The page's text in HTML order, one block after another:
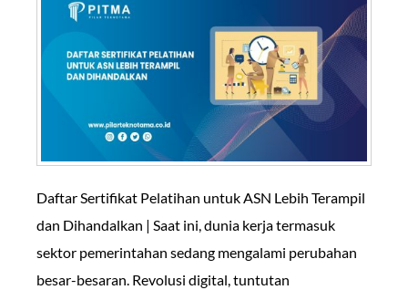
Daftar Sertifikat Pelatihan untuk ASN Lebih Terampil
dan Dihandalkan | Saat ini, dunia kerja termasuk
sektor pemerintahan sedang mengalami perubahan
besar-besaran. Revolusi digital, tuntutan